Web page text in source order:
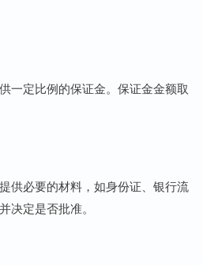
一定比例的保证金。保证金金额取
供必要的材料，如身份证、银行流
决定是否批准。